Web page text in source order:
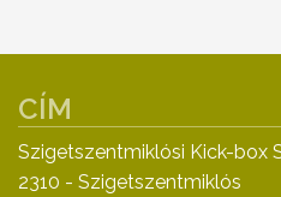
CÍM
Szigetszentmiklósi Kick-box
2310 - Szigetszentmiklós